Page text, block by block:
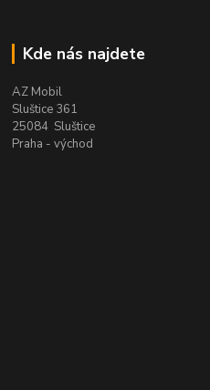
Kde nás najdete
AZ Mobil
Sluštice 361
25084 Sluštice
Praha - východ